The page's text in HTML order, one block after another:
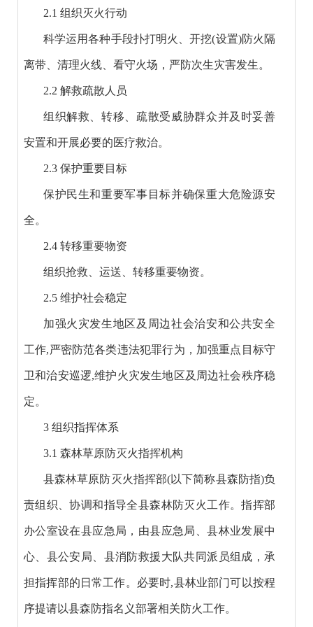
2.1 组织灭火行动
科学运用各种手段扑打明火、开挖(设置)防火隔
离带、清理火线、看守火场，严防次生灾害发生。
2.2 解救疏散人员
组织解救、转移、疏散受威胁群众并及时妥善
安置和开展必要的医疗救治。
2.3 保护重要目标
保护民生和重要军事目标并确保重大危险源安
全。
2.4 转移重要物资
组织抢救、运送、转移重要物资。
2.5 维护社会稳定
加强火灾发生地区及周边社会治安和公共安全
工作,严密防范各类违法犯罪行为，加强重点目标守
卫和治安巡逻,维护火灾发生地区及周边社会秩序稳
定。
3 组织指挥体系
3.1 森林草原防灭火指挥机构
县森林草原防灭火指挥部(以下简称县森防指)负
责组织、协调和指导全县森林防灭火工作。指挥部
办公室设在县应急局，由县应急局、县林业发展中
心、县公安局、县消防救援大队共同派员组成，承
担指挥部的日常工作。必要时,县林业部门可以按程
序提请以县森防指名义部署相关防火工作。